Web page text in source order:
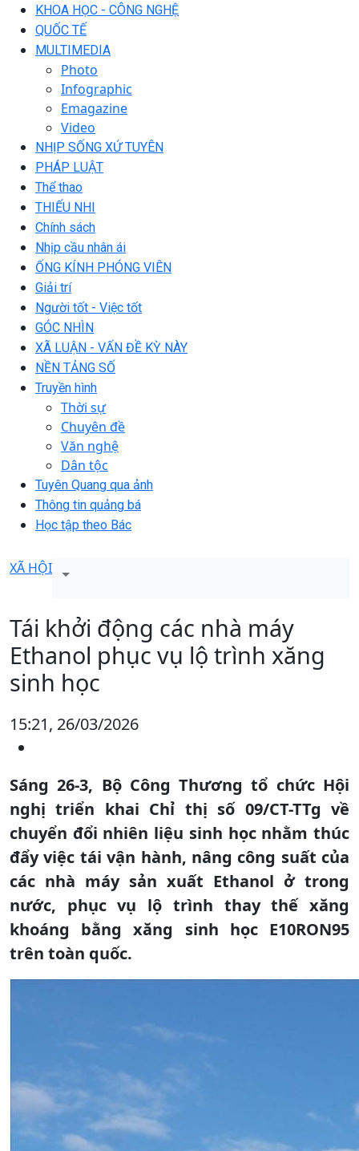
KHOA HỌC - CÔNG NGHỆ
QUỐC TẾ
MULTIMEDIA
Photo
Infographic
Emagazine
Video
NHỊP SỐNG XỨ TUYÊN
PHÁP LUẬT
Thể thao
THIẾU NHI
Chính sách
Nhịp cầu nhân ái
ỐNG KÍNH PHÓNG VIÊN
Giải trí
Người tốt - Việc tốt
GÓC NHÌN
XÃ LUẬN - VẤN ĐỀ KỲ NÀY
NỀN TẢNG SỐ
Truyền hình
Thời sự
Chuyên đề
Văn nghệ
Dân tộc
Tuyên Quang qua ảnh
Thông tin quảng bá
Học tập theo Bác
XÃ HỘI
Tái khởi động các nhà máy
Ethanol phục vụ lộ trình xăng
sinh học
15:21, 26/03/2026
Sáng 26-3, Bộ Công Thương tổ chức Hội
nghị triển khai Chỉ thị số 09/CT-TTg về
chuyển đổi nhiên liệu sinh học nhằm thúc
đẩy việc tái vận hành, nâng công suất của
các nhà máy sản xuất Ethanol ở trong
nước, phục vụ lộ trình thay thế xăng
khoáng bằng xăng sinh học E10RON95
trên toàn quốc.